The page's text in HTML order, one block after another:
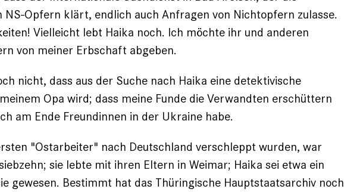
NS-Opfern klärt, endlich auch Anfragen von Nichtopfern zulasse.
Vielleicht lebt Haika noch. Ich möchte ihr und anderen
von meiner Erbschaft abgeben.
nicht, dass aus der Suche nach Haika eine detektivische
Opa wird; dass meine Funde die Verwandten erschüttern
am Ende Freundinnen in der Ukraine habe.
"Ostarbeiter" nach Deutschland verschleppt wurden, war
sie lebte mit ihren Eltern in Weimar; Haika sei etwa ein
gewesen. Bestimmt hat das Thüringische Hauptstaatsarchiv noch